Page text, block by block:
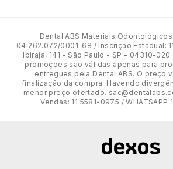
Dental ABS Materiais Odontológicos
04.262.072/0001-68 / Inscrição Estadual:
Ibirajá, 141 - São Paulo - SP - 04310-
promoções são válidas apenas para
entregues pela Dental ABS. O preço
finalização da compra. Havendo
menor preço ofertado.
Vendas: 11 5581-0975 / WHATSAPP